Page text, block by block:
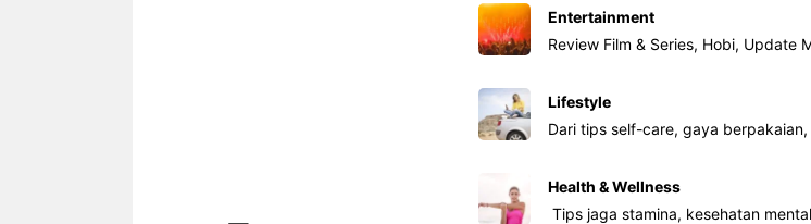
Entertainment
Review Film & Series, Hobi, Update
Lifestyle
Dari tips self-care, gaya
Health & Wellness
Tips jaga stamina, kesehatan